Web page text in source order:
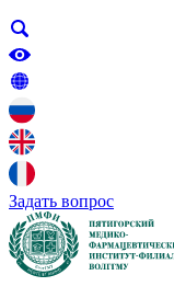
Задать вопрос